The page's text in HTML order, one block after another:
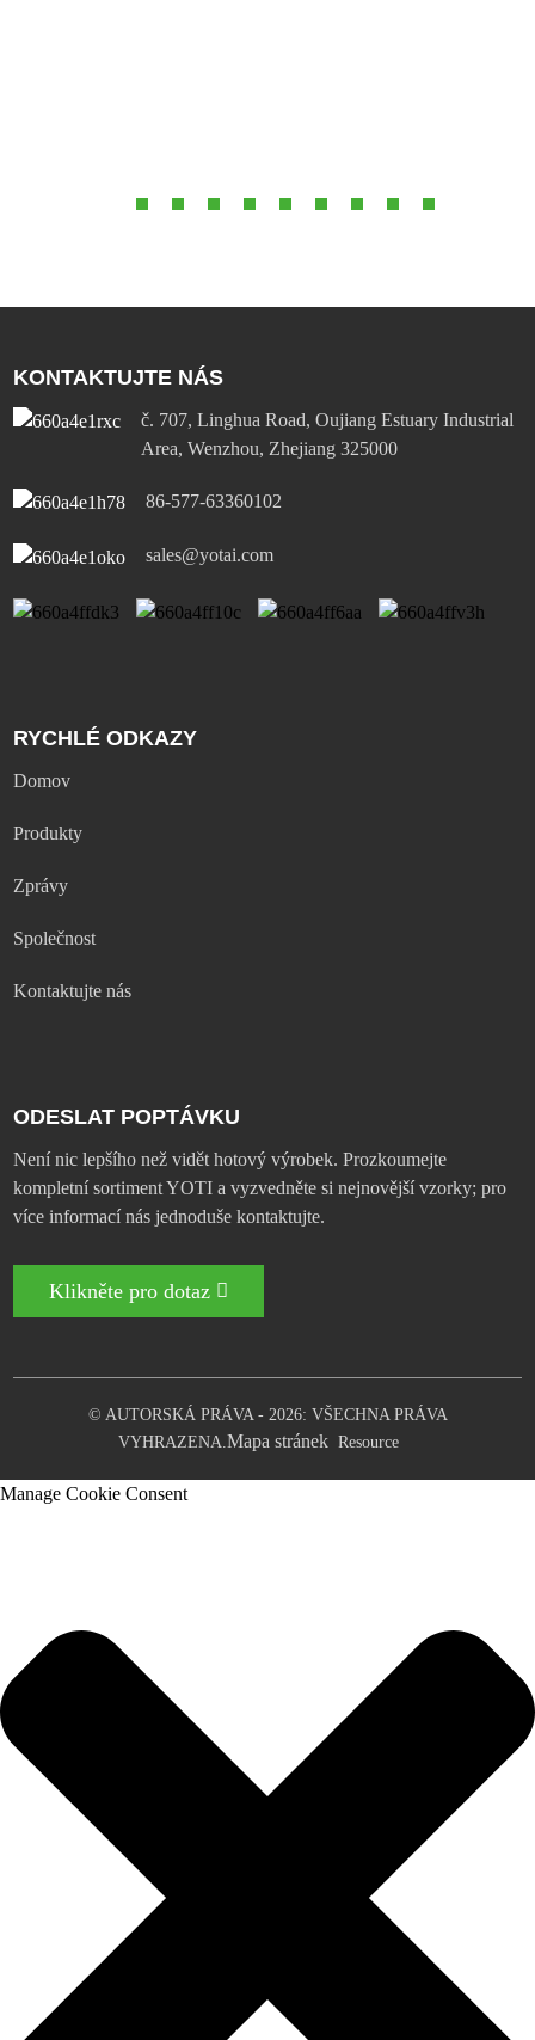
KONTAKTUJTE NÁS
č. 707, Linghua Road, Oujiang Estuary Industrial
Area, Wenzhou, Zhejiang 325000
86-577-63360102
sales@yotai.com
RYCHLÉ ODKAZY
Domov
Produkty
Zprávy
Společnost
Kontaktujte nás
ODESLAT POPTÁVKU
Není nic lepšího než vidět hotový výrobek. Prozkoumejte
kompletní sortiment YOTI a vyzvedněte si nejnovější vzorky; pro
více informací nás jednoduše kontaktujte.
Klikněte pro dotaz
© AUTORSKÁ PRÁVA - 2026: VŠECHNA PRÁVA
VYHRAZENA. Mapa stránek Resource
Manage Cookie Consent